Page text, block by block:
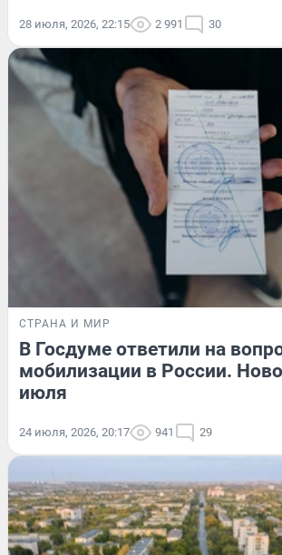
28 июля, 2026, 22:15 2 991 30
СТРАНА И МИР
В Госдуме ответили на
мобилизации в России.
июля
24 июля, 2026, 20:17 941 29